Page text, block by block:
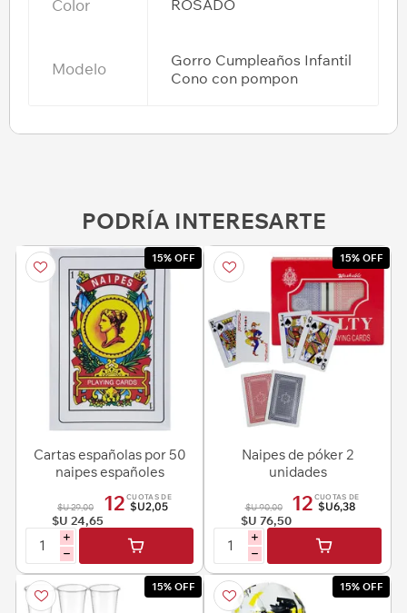
Color ROSADO
Modelo
Gorro Cumpleaños Infantil
Cono con pompon
PODRÍA INTERESARTE
15% OFF
Cartas españolas por 50
naipes españoles
$U 29,00
$U 24,65
12 CUOTAS DE
$U2,05
i
h
15% OFF
Naipes de póker 2
unidades
$U 90,00
$U 76,50
12 CUOTAS DE
$U6,38
i
h
15% OFF 15% OFF